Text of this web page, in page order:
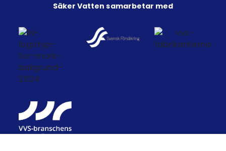
Säker Vatten samarbetar med